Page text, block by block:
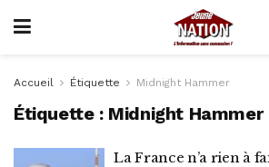
Accueil Étiquette Midnight Hammer
Étiquette : Midnight Hammer
La France n’a rien à